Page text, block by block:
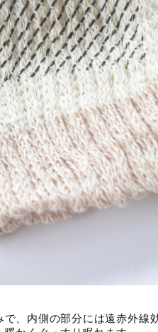
で、内側の部分には遠赤外線